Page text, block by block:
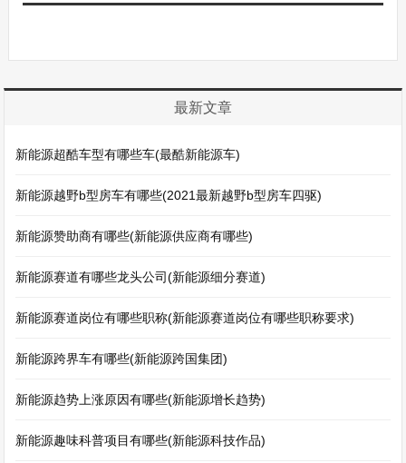
最新文章
新能源超酷车型有哪些车(最酷新能源车)
新能源越野b型房车有哪些(2021最新越野b型房车四驱)
新能源赞助商有哪些(新能源供应商有哪些)
新能源赛道有哪些龙头公司(新能源细分赛道)
新能源赛道岗位有哪些职称(新能源赛道岗位有哪些职称要求)
新能源跨界车有哪些(新能源跨国集团)
新能源趋势上涨原因有哪些(新能源增长趋势)
新能源趣味科普项目有哪些(新能源科技作品)